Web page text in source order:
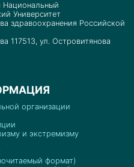
Университет
здравоохранения Российской
117513, ул. Островитянова
организации
и экстремизму
формат)